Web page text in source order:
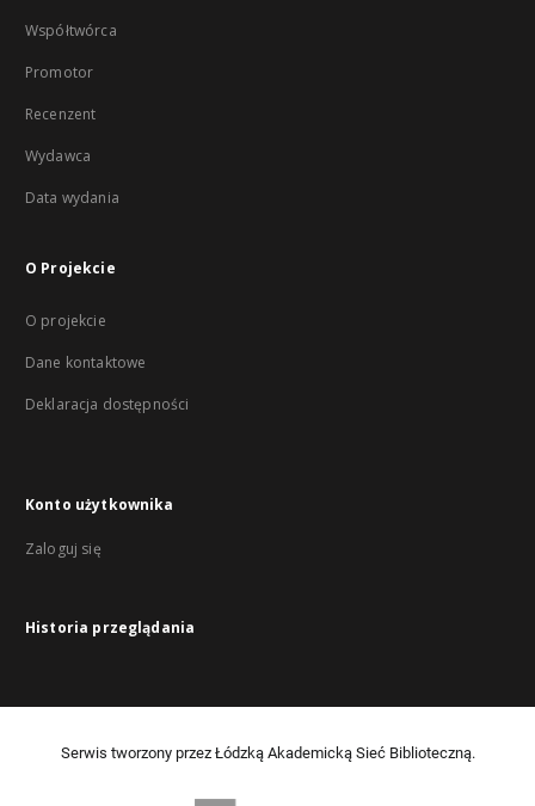
Współtwórca
Promotor
Recenzent
Wydawca
Data wydania
O Projekcie
O projekcie
Dane kontaktowe
Deklaracja dostępności
Konto użytkownika
Zaloguj się
Historia przeglądania
Serwis tworzony przez Łódzką Akademicką Sieć Biblioteczną.